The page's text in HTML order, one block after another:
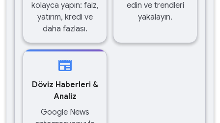
kolayca yapın: faiz,
yatırım, kredi ve
daha fazlası.
edin ve trendleri
yakalayın.
newspaper
Döviz Haberleri &
Analiz
Google News